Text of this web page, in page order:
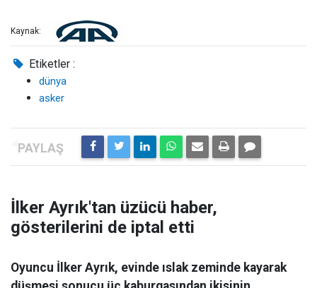
Kaynak:
Etiketler :
dünya
asker
İlker Ayrık'tan üzücü haber,
gösterilerini de iptal etti
Oyuncu İlker Ayrık, evinde ıslak zeminde kayarak